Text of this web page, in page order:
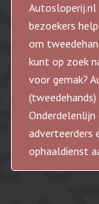
bezoekers
om
kunt op zoek
voor gemak?
adverteerders
ophaaldienst